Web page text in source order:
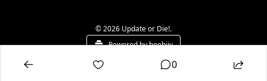
© 2026 Update or Die!.
Powered by beehiiv
0